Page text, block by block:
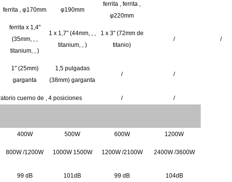
ferrita , φ170mm φ190mm
ferrita , ferrita ,
φ220mm
ferrita x 1,4"
(35mm, , ,
titanium, , )
1 x 1,7" (44mm, , ,
titanium, , )
1 x 3" (72mm de
titanio)
/ /
1" (25mm)
garganta
1,5 pulgadas
(38mm) garganta
/ /
cuerno de , 4 posiciones /
/
400W 500W 600W
1200W
800W/1200W 1000W 1500W 1200W/2100W 2400W/3600W
99 dB 101dB 99 dB 104dB